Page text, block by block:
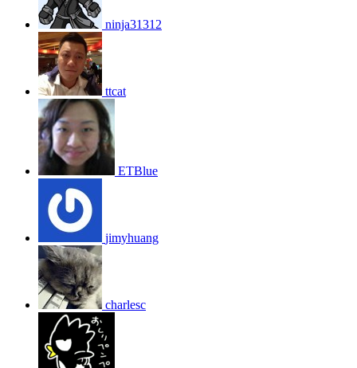
ninja31312
ttcat
ETBlue
jimyhuang
charlesc